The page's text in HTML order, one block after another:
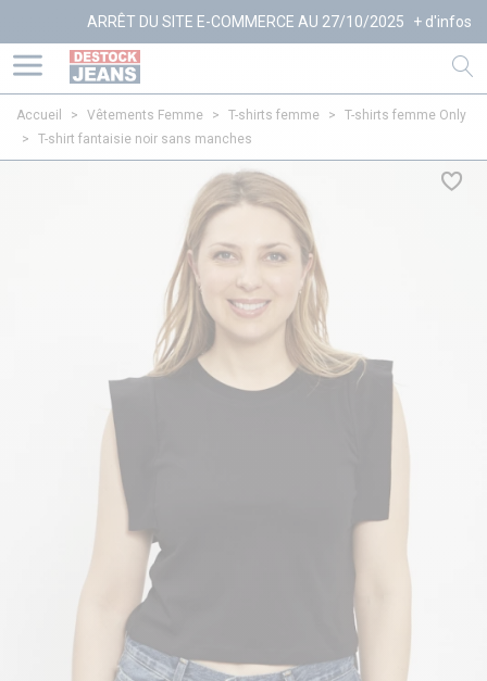
ARRÊT DU SITE E-COMMERCE AU 27/10/2025 + d'infos
Accueil > Vêtements Femme > T-shirts femme >
T-shirts femme Only
>
T-shirt fantaisie noir sans manches